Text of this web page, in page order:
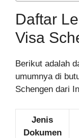
Daftar
Visa
Berikut adalah
umumnya di
Schengen dari
Jenis
Dokumen